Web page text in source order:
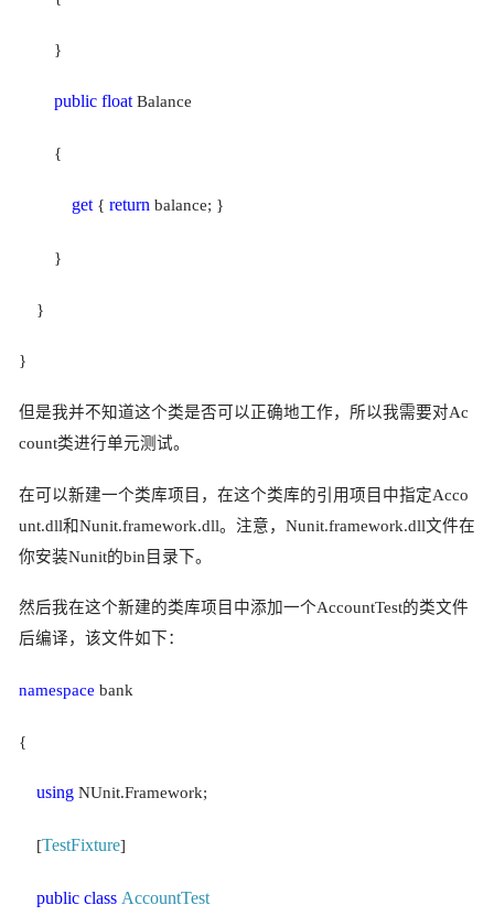
}
public float Balance
{
get { return balance; }
}
}
}
但是我并不知道这个类是否可以正确地工作，所以我需要对Ac
count类进行单元测试。
在可以新建一个类库项目，在这个类库的引用项目中指定Acco
unt.dll和Nunit.framework.dll。注意，Nunit.framework.dll文件在
你安装Nunit的bin目录下。
然后我在这个新建的类库项目中添加一个AccountTest的类文件
后编译，该文件如下：
namespace bank
{
using NUnit.Framework;
[TestFixture]
public class AccountTest